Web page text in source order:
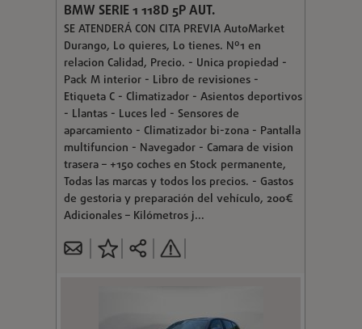
BMW SERIE 1 118D 5P AUT.
SE ATENDERÁ CON CITA PREVIA AutoMarket
Durango, Lo quieres, Lo tienes. Nº1 en
relacion Calidad, Precio. - Unica propiedad -
Pack M interior - Libro de revisiones -
Etiqueta C - Climatizador - Asientos deportivos
- Llantas - Luces led - Sensores de
aparcamiento - Climatizador bi-zona - Pantalla
multifuncion - Navegador - Camara de vision
trasera – +150 coches en Stock permanente,
Todas las marcas y todos los precios. - Gastos
de gestoria y preparación del vehículo, 200€
Adicionales – Kilómetros j...